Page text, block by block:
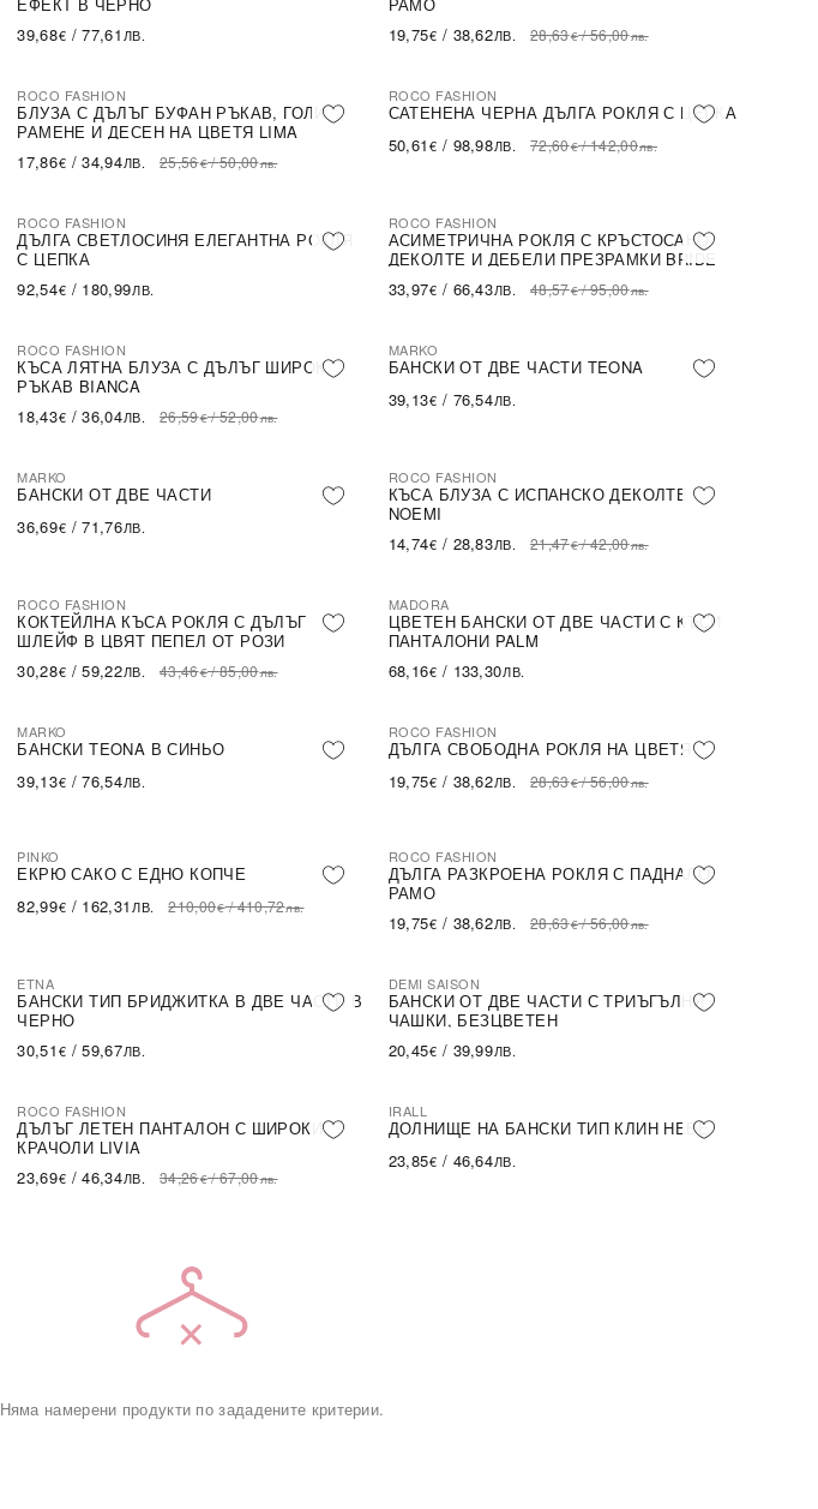
39,68€ /77,61 ЛВ.
19,75€ / 38,62ЛВ. 28,63€/56,00лв.
-30%
ROCO FASHION
БЛУЗА С ДЪЛЪГ БУФАН РЪКАВ, ГОЛИ
РАМЕНЕ И ДЕСЕН НА ЦВЕТЯ LIMA
17,86€ /34,94ЛВ. 25,56€/50,00лв.
-30%
ROCO FASHION
САТЕНЕНА ЧЕРНА ДЪЛГА РОКЛЯ С ЦЕПКА
50,61 € / 98,98ЛВ. 72,60€/142,00лв.
ROCO FASHION
ДЪЛГА СВЕТЛОСИНЯ ЕЛЕГАНТНА РОКЛЯ
С ЦЕПКА
92,54€ / 180,99ЛВ.
-30%
ROCO FASHION
АСИМЕТРИЧНА РОКЛЯ С КРЪСТОСАНО
ДЕКОЛТЕ И ДЕБЕЛИ ПРЕЗРАМКИ BRIDE
33,97€ / 66,43ЛВ. 48,57€/95,00лв.
-31%
ROCO FASHION
КЪСА ЛЯТНА БЛУЗА С ДЪЛЪГ ШИРОК
РЪКАВ BIANCA
18,43€ /36,04ЛВ. 26,59€/52,00лв.
MARKO
БАНСКИ ОТ ДВЕ ЧАСТИ TEONA
39,13€ / 76,54ЛВ.
MARKO
БАНСКИ ОТ ДВЕ ЧАСТИ
36,69€ /71,76ЛВ.
-31%
ROCO FASHION
КЪСА БЛУЗА С ИСПАНСКО ДЕКОЛТЕ
NOEMI
14,74€ / 28,83ЛВ. 21,47€/42,00лв.
-30%
ROCO FASHION
КОКТЕЙЛНА КЪСА РОКЛЯ С ДЪЛЪГ
ШЛЕЙФ В ЦВЯТ ПЕПЕЛ ОТ РОЗИ
30,28€ /59,22ЛВ. 43,46€/85,00лв.
MADORA
ЦВЕТЕН БАНСКИ ОТ ДВЕ ЧАСТИ С КЪСИ
ПАНТАЛОНИ PALM
68,16€ / 133,30ЛВ.
MARKO
БАНСКИ TEONA В СИНЬО
39,13€ /76,54ЛВ.
-31%
ROCO FASHION
ДЪЛГА СВОБОДНА РОКЛЯ НА ЦВЕТЯ
19,75€ / 38,62ЛВ. 28,63€/56,00лв.
-60% SALE
PINKO
ЕКРЮ САКО С ЕДНО КОПЧЕ
82,99€ / 162,31 ЛВ. 210,00€/410,72лв.
-31%
ROCO FASHION
ДЪЛГА РАЗКРОЕНА РОКЛЯ С ПАДНАЛО
РАМО
19,75€ / 38,62ЛВ. 28,63€/56,00лв.
ETNA
БАНСКИ ТИП БРИДЖИТКА В ДВЕ ЧАСТИ В
ЧЕРНО
30,51€ /59,67ЛВ.
DEMI SAISON
БАНСКИ ОТ ДВЕ ЧАСТИ С ТРИЪГЪЛНИ
ЧАШКИ, БЕЗЦВЕТЕН
20,45€ / 39,99ЛВ.
-31%
ROCO FASHION
ДЪЛЪГ ЛЕТЕН ПАНТАЛОН С ШИРОКИ
КРАЧОЛИ LIVIA
23,69€ /46,34ЛВ. 34,26€/67,00лв.
IRALL
ДОЛНИЩЕ НА БАНСКИ ТИП КЛИН HEBE
23,85€ / 46,64ЛВ.
Няма намерени продукти по зададените критерии.